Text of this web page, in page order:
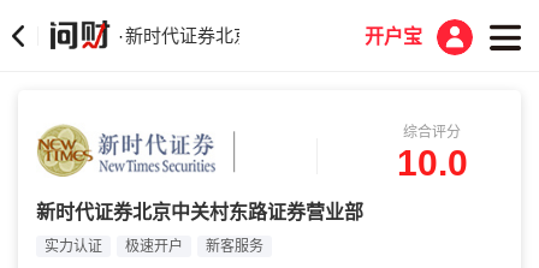
·新时代证券北京中关村东路证券营业部
开户宝
综合评分
10.0
新时代证券北京中关村东路证券营业部
实力认证 极速开户
新客服务